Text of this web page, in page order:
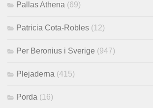
Pallas Athena (69)
Patricia Cota-Robles (12)
Per Beronius i Sverige (947)
Plejaderna (415)
Porda (16)